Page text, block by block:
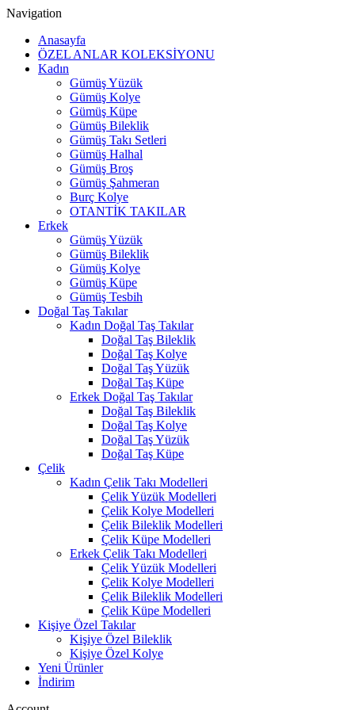
Navigation
Anasayfa
ÖZEL ANLAR KOLEKSİYONU
Kadın
Gümüş Yüzük
Gümüş Kolye
Gümüş Küpe
Gümüş Bileklik
Gümüş Takı Setleri
Gümüş Halhal
Gümüş Broş
Gümüş Şahmeran
Burç Kolye
OTANTİK TAKILAR
Erkek
Gümüş Yüzük
Gümüş Bileklik
Gümüş Kolye
Gümüş Küpe
Gümüş Tesbih
Doğal Taş Takılar
Kadın Doğal Taş Takılar
Doğal Taş Bileklik
Doğal Taş Kolye
Doğal Taş Yüzük
Doğal Taş Küpe
Erkek Doğal Taş Takılar
Doğal Taş Bileklik
Doğal Taş Kolye
Doğal Taş Yüzük
Doğal Taş Küpe
Çelik
Kadın Çelik Takı Modelleri
Çelik Yüzük Modelleri
Çelik Kolye Modelleri
Çelik Bileklik Modelleri
Çelik Küpe Modelleri
Erkek Çelik Takı Modelleri
Çelik Yüzük Modelleri
Çelik Kolye Modelleri
Çelik Bileklik Modelleri
Çelik Küpe Modelleri
Kişiye Özel Takılar
Kişiye Özel Bileklik
Kişiye Özel Kolye
Yeni Ürünler
İndirim